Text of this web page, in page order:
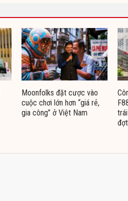
Moonfolks đặt cược vào
cuộc chơi lớn hơn “giá rẻ,
gia công” ở Việt Nam